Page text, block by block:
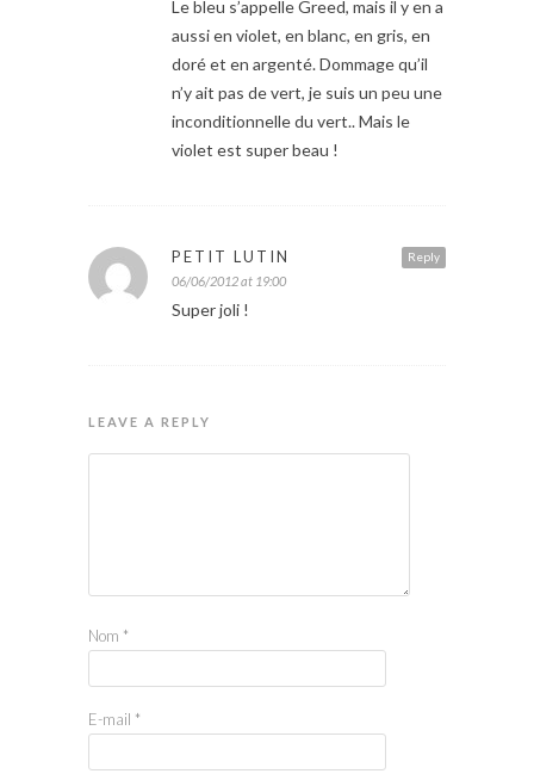
Le bleu s’appelle Greed, mais il y en a
aussi en violet, en blanc, en gris, en
doré et en argenté. Dommage qu’il
n’y ait pas de vert, je suis un peu une
inconditionnelle du vert.. Mais le
violet est super beau !
Reply
PETIT LUTIN
06/06/2012 at 19:00
Super joli !
LEAVE A REPLY
Nom *
E-mail *